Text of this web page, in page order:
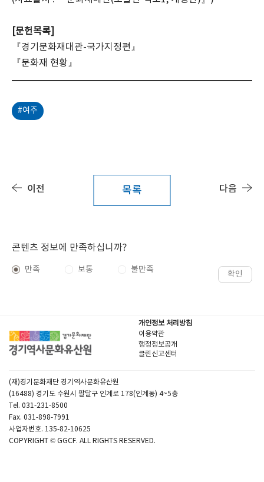
[문헌목록]
『경기문화재대관-국가지정편』
『문화재 현황』
#여주
이전 목록 다음
콘텐츠 정보에 만족하십니까?
만족 보통 불만족 확인
개인정보 처리방침
이용약관
행정정보공개
클린신고센터
(재)경기문화재단 경기역사문화유산원
(16488) 경기도 수원시 팔달구 인계로 178(인계동) 4~5층
Tel. 031-231-8500
Fax. 031-898-7991
사업자번호. 135-82-10625
COPYRIGHT © GGCF. ALL RIGHTS RESERVED.